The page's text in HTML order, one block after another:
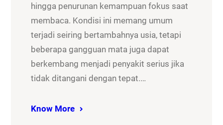
hingga penurunan kemampuan fokus saat
membaca. Kondisi ini memang umum
terjadi seiring bertambahnya usia, tetapi
beberapa gangguan mata juga dapat
berkembang menjadi penyakit serius jika
tidak ditangani dengan tepat.…
Know More